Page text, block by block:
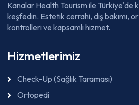
Kanalar Health Tourism ile Türkiye'de
keşfedin. Estetik cerrahi, diş bakımı,
kontrolleri ve kapsamlı hizmet.
Hizmetlerimiz
Check-Up (Sağlık Taraması)
Ortopedi